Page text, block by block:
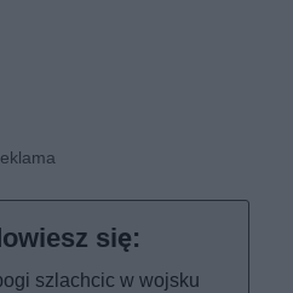
szlachcic w wojsku